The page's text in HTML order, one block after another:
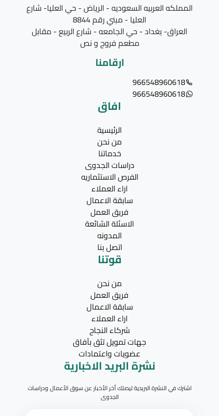
المملكه العربيه السعوديه - الرياض - حي العليا- شارع
العليا - مبني رقم 8844
العراق- بغداد - حي الجامعه - شارع الربيع - مقابل
مطعم فروج و نص
ارقامنا
966548960618
966548960618
افاق
الرئيسية
من نحن
خدماتنا
دراسات الجدوى
الفرص الاستثماريه
اراء العملاء
سابقة الاعمال
فريق العمل
الاسئلة الشائعة
المدونه
اتصل بنا
قوتنا
من نحن
فريق العمل
سابقة الاعمال
اراء العملاء
شركاء النجاح
جهات تمويل تثق بآفاق
عضويات واعتمادات
نشرة البريد الاخبارية
اشترك في النشرة البريدية ليصلك أخر الأخبار عن سوق الأعمال ودراسات
الجدوى